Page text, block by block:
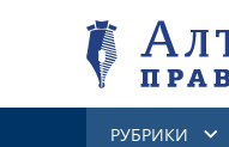
РУБРИКИ